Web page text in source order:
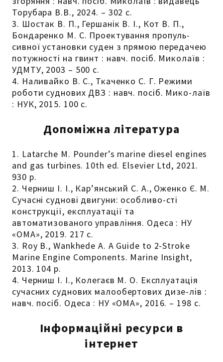
Торубара В.В., 2024. – 302 с.
3. Шостак В. П., Гершанік В. І., Кот В. П.,
Бондаренко М. С. Проектування пропуль-
сивної установки суден з прямою передачею
потужності на гвинт : навч. посіб. Миколаїв :
УДМТУ, 2003 – 500 с.
4. Наливайко В. С., Ткаченко С. Г. Режими
роботи суднових ДВЗ : навч. посіб. Мико-лаїв
: НУК, 2015. 100 с.
Допоміжна література
1. Latarche M. Pounder’s marine diesel engines
and gas turbines. 10th ed. Elsevier Ltd, 2021.
930 р.
2. Черниш І. І., Кар’янський С. А., Оженко Є. М.
Сучасні суднові двигуни: особливо-сті
конструкції, експлуатації та
автоматизованого управління. Одеса : НУ
«ОМА», 2019. 217 с.
3. Roy B., Wankhede A. A Guide to 2-Stroke
Marine Engine Components. Marine Insight,
2013. 104 p.
4. Черниш І. І., Колегаєв М. О. Експлуатація
сучасних суднових малообертових дизе-лів :
навч. посіб. Одеса : НУ «ОМА», 2016. – 198 с.
Інформаційні ресурси в
інтернет